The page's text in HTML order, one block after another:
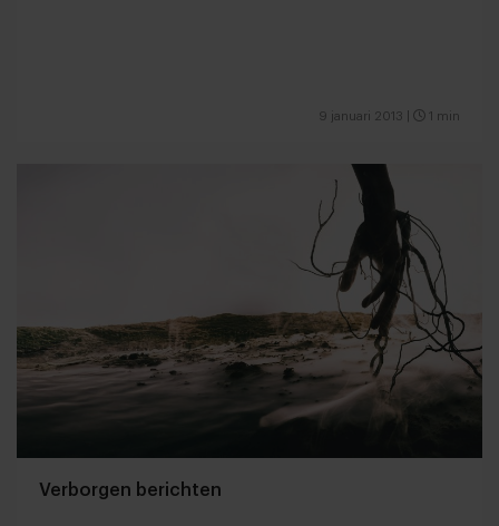
9 januari 2013 1 min
Verborgen berichten